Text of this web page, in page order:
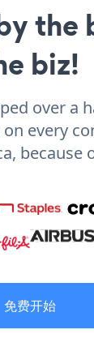
the
biz!
over a
on every
because
免费开始